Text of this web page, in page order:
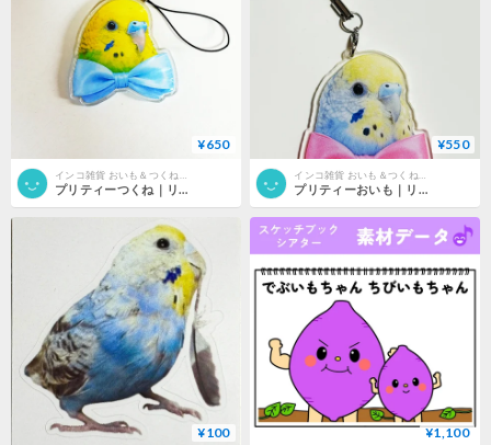
¥650
プリティーつくね｜リボン付き公式ストラップ
¥550
プリティーおいも｜リボン付き公式ストラップ
¥100 ¥1,100